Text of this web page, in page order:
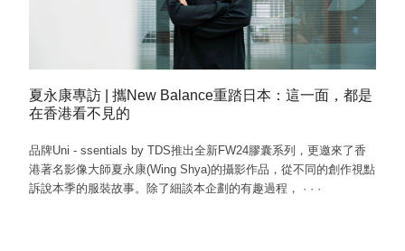
夏永康專訪 | 攜New Balance重踏日本：這一面，都是
在香港看不見的
品牌Uni - ssentials by TDS推出全新FW24膠囊系列，更邀來了香
港著名影像大師夏永康(Wing Shya)的攝影作品，從不同的創作視點
訴說本季的服裝故事。除了細談本企劃的有趣過程， · · ·